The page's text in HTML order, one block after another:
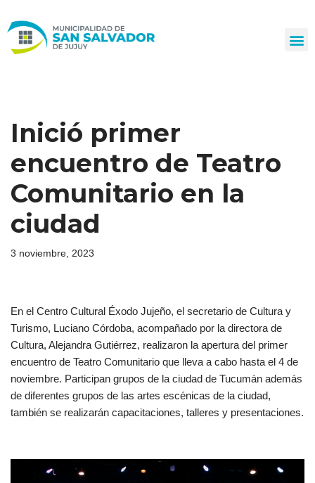
al
Inició primer
encuentro de Teatro
Comunitario en la
ciudad
3 noviembre, 2023
En el Centro Cultural Éxodo Jujeño, el secretario de Cultura y
Turismo, Luciano Córdoba, acompañado por la directora de
Cultura, Alejandra Gutiérrez, realizaron la apertura del primer
encuentro de Teatro Comunitario que lleva a cabo hasta el 4 de
noviembre. Participan grupos de la ciudad de Tucumán además
de diferentes grupos de las artes escénicas de la ciudad,
también se realizarán capacitaciones, talleres y presentaciones.